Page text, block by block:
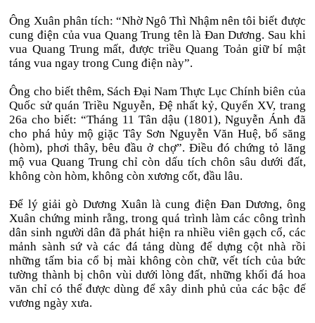
Ông Xuân phân tích: “Nhờ Ngô Thì Nhậm nên tôi biết được
cung điện của vua Quang Trung tên là Đan Dương. Sau khi
vua Quang Trung mất, được triều Quang Toản giữ bí mật
táng vua ngay trong Cung điện này”.
Ông cho biết thêm, Sách Đại Nam Thực Lục Chính biên của
Quốc sử quán Triều Nguyễn, Đệ nhất kỷ, Quyển XV, trang
26a cho biết: “Tháng 11 Tân dậu (1801), Nguyễn Ánh đã
cho phá hủy mộ giặc Tây Sơn Nguyễn Văn Huệ, bổ săng
(hòm), phơi thây, bêu đầu ở chợ”. Điều đó chứng tỏ lăng
mộ vua Quang Trung chỉ còn dấu tích chôn sâu dưới đất,
không còn hòm, không còn xương cốt, đầu lâu.
Để lý giải gò Dương Xuân là cung điện Đan Dương, ông
Xuân chứng minh rằng, trong quá trình làm các công trình
dân sinh người dân đã phát hiện ra nhiều viên gạch cổ, các
mảnh sành sứ và các đá tảng dùng để dựng cột nhà rồi
những tấm bia cổ bị mài không còn chữ, vết tích của bức
tường thành bị chôn vùi dưới lòng đất, những khối đá hoa
văn chỉ có thể được dùng để xây dinh phủ của các bậc đế
vương ngày xưa.